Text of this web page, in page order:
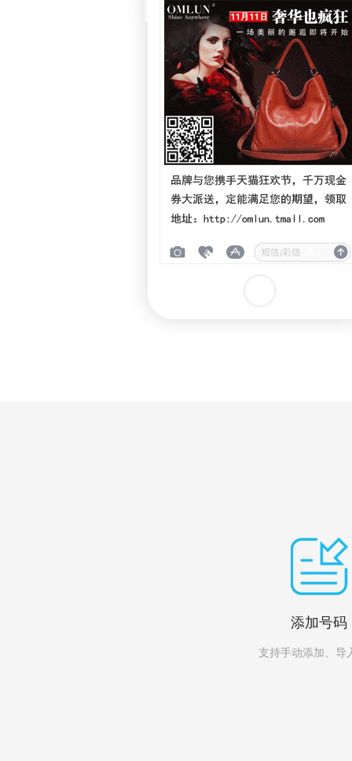
添加号码
支持手动添加、导